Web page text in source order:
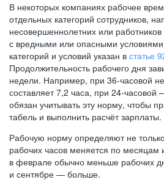
В некоторых компаниях рабочее
отдельных категорий сотрудников,
несовершеннолетних или
с вредными или опасными
категорий и условий указан в статье
Продолжительность рабочего дня
недели. Например, при 36-часовой
составляет 7,2 часа, при 24-часовой
обязан учитывать эту норму, чтобы
табель и выполнить расчёт зарплаты.
Рабочую норму определяют не
рабочих часов меняется по
в феврале обычно меньше рабочих
и сентябре — больше.